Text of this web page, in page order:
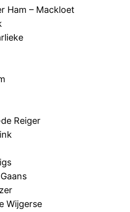
Ham – Mackloet
Reiger
Wijgerse